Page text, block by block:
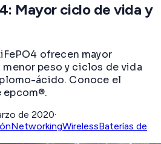
Mayor ciclo de vida y
ofrecen mayor
peso y ciclos de vida
ácido. Conoce el
epcom®.
de 2020·
NetworkingWirelessBaterías de